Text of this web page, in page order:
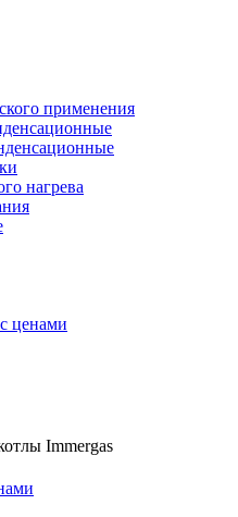
применения
нагрева
ценами
Immergas